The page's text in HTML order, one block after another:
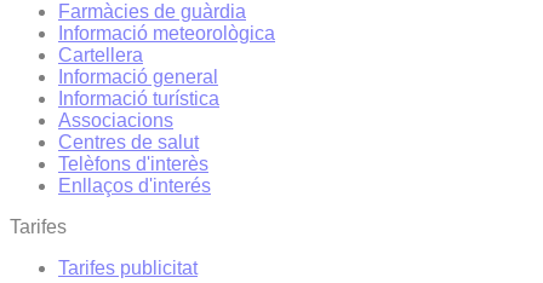
Farmàcies de guàrdia
Informació meteorològica
Cartellera
Informació general
Informació turística
Associacions
Centres de salut
Telèfons d'interès
Enllaços d'interés
Tarifes
Tarifes publicitat